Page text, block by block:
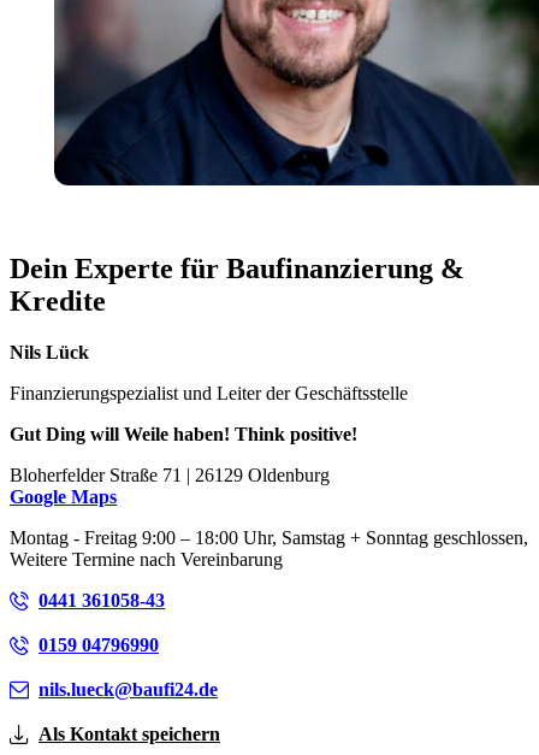
Dein Experte für Baufinanzierung &
Kredite
Nils Lück
Finanzierungspezialist und Leiter der Geschäftsstelle
Gut Ding will Weile haben! Think positive!
Bloherfelder Straße 71 | 26129 Oldenburg
Google Maps
Montag - Freitag 9:00 – 18:00 Uhr, Samstag + Sonntag geschlossen,
Weitere Termine nach Vereinbarung
0441 361058-43
0159 04796990
nils.lueck@baufi24.de
Als Kontakt speichern